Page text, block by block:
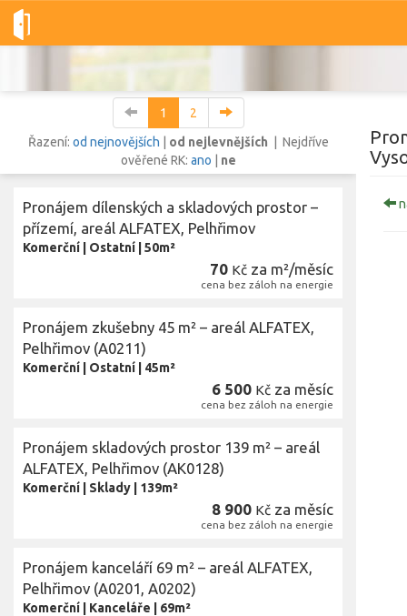
Dobré-nemovitosti.cz obec Pelhřimov, okres Pelhřimov, Kraj
Pozemky
Lokalita
obec Pelhřimov ,okres Pelhřimov, Kraj Vysočina
1
2
Řazení: od nejnovějších od nejlevnějších
| Nejdříve
ověřené RK: ano ne
Pronájem dílenských a skladových prostor –
přízemí, areál ALFATEX, Pelhřimov
Komerční Ostatní 50m²
70 Kč za m²/měsíc
cena bez záloh na energie
Pronájem zkušebny 45 m² – areál ALFATEX,
Pelhřimov (A0211)
Komerční Ostatní 45m²
6 500 Kč za měsíc
cena bez záloh na energie
Pronájem skladových prostor 139 m² – areál
ALFATEX, Pelhřimov (AK0128)
Komerční Sklady 139m²
8 900 Kč za měsíc
cena bez záloh na energie
Pronájem kanceláří 69 m² – areál ALFATEX,
Pelhřimov (A0201, A0202)
Komerční Kanceláře 69m²